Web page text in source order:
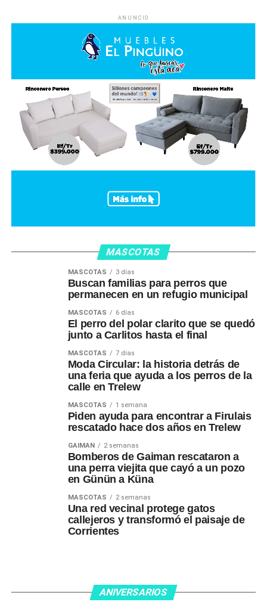
ANUNCIO
MASCOTAS
MASCOTAS 3 días
Buscan familias para perros que
permanecen en un refugio municipal
MASCOTAS 6 días
El perro del polar clarito que se quedó
junto a Carlitos hasta el final
MASCOTAS 7 días
Moda Circular: la historia detrás de
una feria que ayuda a los perros de la
calle en Trelew
MASCOTAS 1 semana
Piden ayuda para encontrar a Firulais
rescatado hace dos años en Trelew
GAIMAN 2 semanas
Bomberos de Gaiman rescataron a
una perra viejita que cayó a un pozo
en Günün a Küna
MASCOTAS 2 semanas
Una red vecinal protege gatos
callejeros y transformó el paisaje de
Corrientes
ANIVERSARIOS